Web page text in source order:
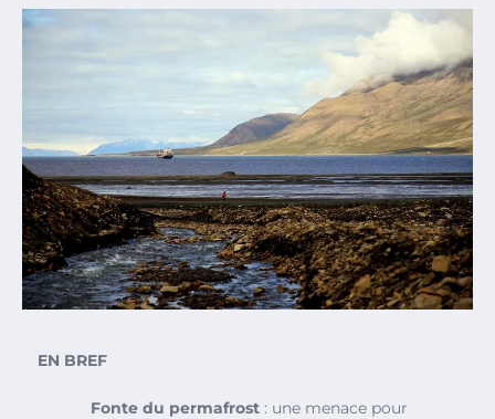
EN BREF
Fonte du permafrost : une menace pour